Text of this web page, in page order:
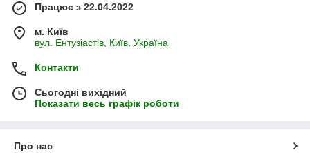
Працює з 22.04.2022
м. Київ
вул. Ентузіастів, Київ, Україна
Контакти
Сьогодні вихідний
Показати весь графік роботи
Про нас